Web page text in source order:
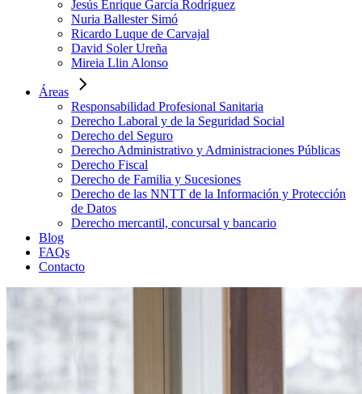
Jesús Enrique García Rodríguez
Nuria Ballester Simó
Ricardo Luque de Carvajal
David Soler Ureña
Mireia Llin Alonso
Áreas
Responsabilidad Profesional Sanitaria
Derecho Laboral y de la Seguridad Social
Derecho del Seguro
Derecho Administrativo y Administraciones Públicas
Derecho Fiscal
Derecho de Familia y Sucesiones
Derecho de las NNTT de la Información y Protección
de Datos
Derecho mercantil, concursal y bancario
Blog
FAQs
Contacto